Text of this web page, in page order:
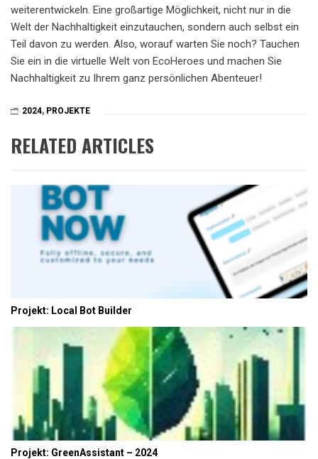
weiterentwickeln. Eine großartige Möglichkeit, nicht nur in die
Welt der Nachhaltigkeit einzutauchen, sondern auch selbst ein
Teil davon zu werden. Also, worauf warten Sie noch? Tauchen
Sie ein in die virtuelle Welt von EcoHeroes und machen Sie
Nachhaltigkeit zu Ihrem ganz persönlichen Abenteuer!
2024, PROJEKTE
RELATED ARTICLES
Projekt: Local Bot Builder
Projekt: GreenAssistant – 2024